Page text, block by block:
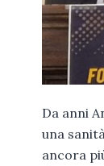
Da anni
una
ancora